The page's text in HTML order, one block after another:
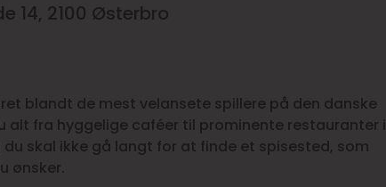
14, 2100 Østerbro
blandt de mest velansete spillere på den danske
alt fra hyggelige caféer til prominente restauranter i
skal ikke gå langt for at finde et spisested, som
ønsker.